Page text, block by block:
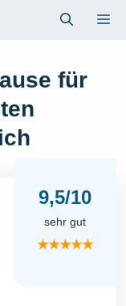
für
9,5/10
sehr gut
★★★★★